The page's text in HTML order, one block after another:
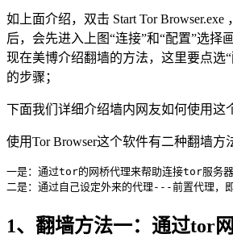
如上面介绍，双击 Start Tor Browser.exe
后，会先进入上图“连接”和“配置”选择画
现在美博介绍翻墙的方法，这里要点选
的步骤；
下面我们详细介绍墙内网友如何使用这
使用Tor Browser这个软件有二种翻墙方
一是：通过tor的网桥代理来帮助连接tor服务器
二是：通过自己设定外来的代理---前置代理，
1、翻墙方法一：通过tor